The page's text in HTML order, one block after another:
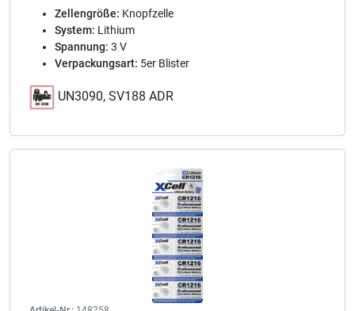
Zellengröße: Knopfzelle
System: Lithium
Spannung: 3 V
Verpackungsart: 5er Blister
UN3090, SV188 ADR